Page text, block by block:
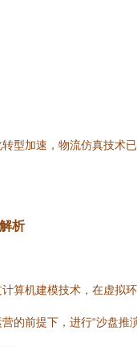
型加速，物流仿真技术
析
计算机建模技术，在虚拟
营的前提下，进行“沙盘